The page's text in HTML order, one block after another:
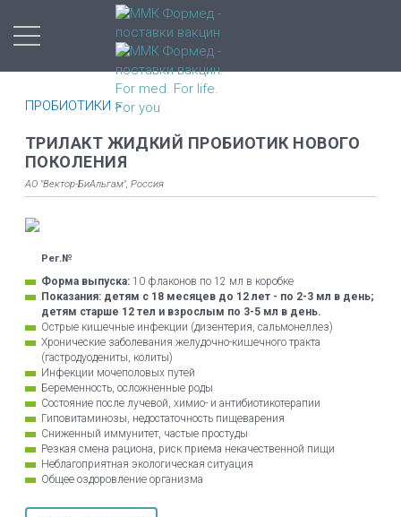
ПРОБИОТИКИ >
ТРИЛАКТ ЖИДКИЙ ПРОБИОТИК НОВОГО
ПОКОЛЕНИЯ
АО "Вектор-БиАльгам", Россия
Рег.№
Форма выпуска: 10 флаконов по 12 мл в коробке
Показания: детям с 18 месяцев до 12 лет - по 2-3 мл в день;
детям старше 12 тел и взрослым по 3-5 мл в день.
Острые кишечные инфекции (дизентерия, сальмонеллез)
Хронические заболевания желудочно-кишечного тракта
(гастродуодениты, колиты)
Инфекции мочеполовых путей
Беременность, осложненные роды
Состояние после лучевой, химио- и антибиотикотерапии
Гиповитаминозы, недостаточность пищеварения
Сниженный иммунитет, частые простуды
Резкая смена рациона, риск приема некачественной пищи
Неблагоприятная экологическая ситуация
Общее оздоровление организма